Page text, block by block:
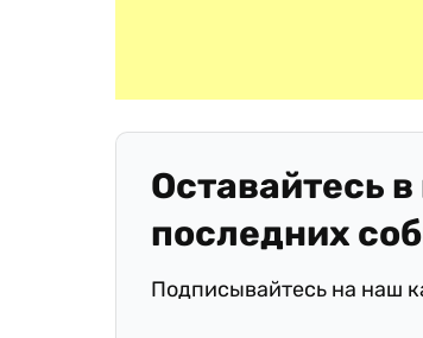
Оставайтесь
последних
Подписывайтесь на наш